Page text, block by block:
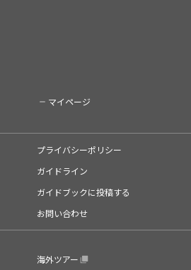
マイページ
プライバシーポリシー
ガイドライン
ガイドブックに投稿する
お問い合わせ
海外ツアー